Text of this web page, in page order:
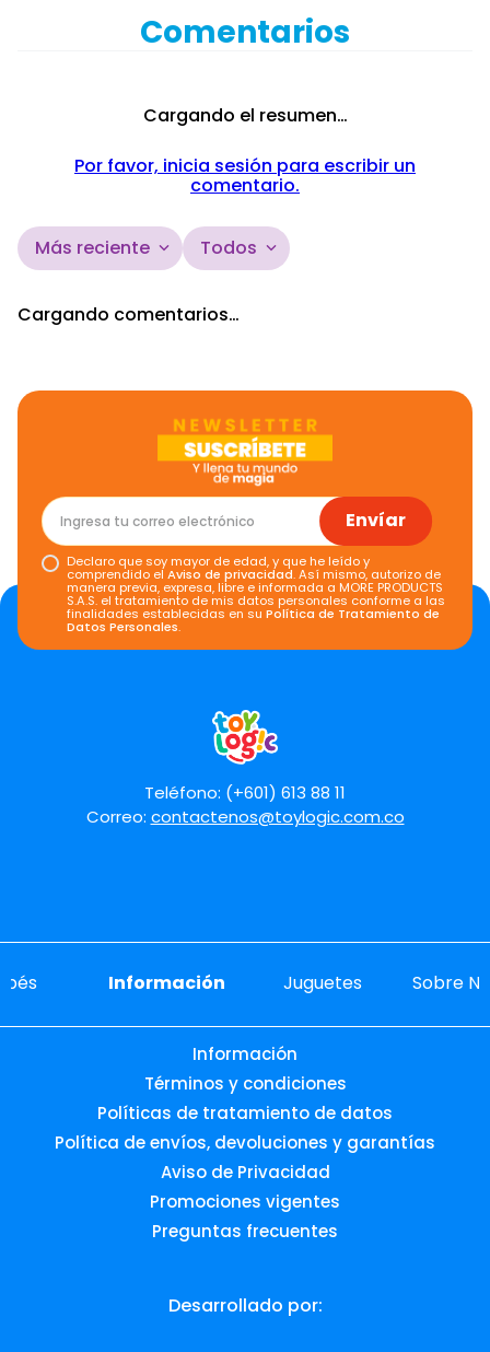
Comentarios
Cargando el resumen…
Por favor, inicia sesión para escribir un
comentario.
Más reciente Todos
Cargando comentarios…
Envíar
Declaro que soy mayor de edad, y que he leído y
comprendido elAviso de privacidad. Así mismo, autorizo de
manera previa, expresa, libre e informada a MORE PRODUCTS
S.A.S. el tratamiento de mis datos personales conforme a las
finalidades establecidas en suPolítica de Tratamiento de
Datos Personales.
Teléfono: (+601) 613 88 11
Correo: contactenos@toylogic.com.co
Información Juguetes Sobre
Información
Términos y condiciones
Políticas de tratamiento de datos
Política de envíos, devoluciones y garantías
Aviso de Privacidad
Promociones vigentes
Preguntas frecuentes
Desarrollado por: